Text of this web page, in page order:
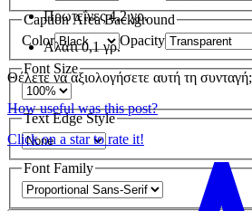
Caption Area Background
Color
Opacity
Font Size
Text Edge Style
Font Family
Πρωτεΐνες4,2 γρ.
Αλάτι0,1 γρ.
Θέλετε να αξιολογήσετε αυτή τη συνταγή;
How useful was this post?
Click on a star to rate it!